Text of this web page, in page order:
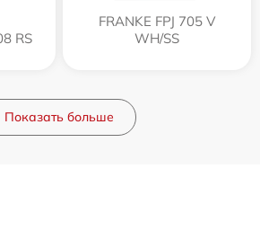
RS
FRANKE FPJ 705 V
WH/SS
Показать больше